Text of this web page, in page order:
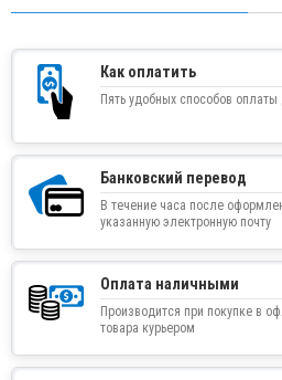
Как оплатить
Пять удобных способов
Банковский перевод
В течение часа после
указанную электронную почту
Оплата наличными
Производится при покупке в
товара курьером